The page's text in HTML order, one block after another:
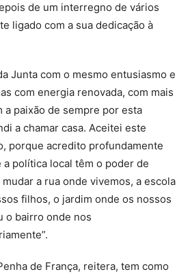
de um interregno de vários
ligado com a sua dedicação à
Junta com o mesmo entusiasmo e
com energia renovada, com mais
a paixão de sempre por esta
a chamar casa. Aceitei este
porque acredito profundamente
a política local têm o poder de
a rua onde vivemos, a escola
filhos, o jardim onde os nossos
o bairro onde nos
de França, reitera, tem como